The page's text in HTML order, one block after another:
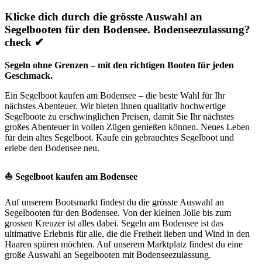
Klicke dich durch die grösste Auswahl an
Segelbooten für den Bodensee. Bodenseezulassung?
check ✔
Segeln ohne Grenzen – mit den richtigen Booten für jeden
Geschmack.
Ein Segelboot kaufen am Bodensee – die beste Wahl für Ihr
nächstes Abenteuer. Wir bieten Ihnen qualitativ hochwertige
Segelboote zu erschwinglichen Preisen, damit Sie Ihr nächstes
großes Abenteuer in vollen Zügen genießen können. Neues Leben
für dein altes Segelboot. Kaufe ein gebrauchtes Segelboot und
erlebe den Bodensee neu.
⛵ Segelboot kaufen am Bodensee
Auf unserem Bootsmarkt findest du die grösste Auswahl an
Segelbooten für den Bodensee. Von der kleinen Jolle bis zum
grossen Kreuzer ist alles dabei. Segeln am Bodensee ist das
ultimative Erlebnis für alle, die die Freiheit lieben und Wind in den
Haaren spüren möchten. Auf unserem Marktplatz findest du eine
große Auswahl an Segelbooten mit Bodenseezulassung.